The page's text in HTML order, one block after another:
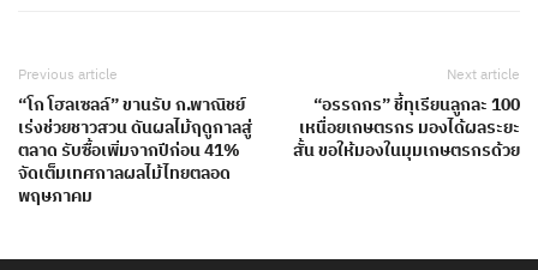
Previous article
“โก โฮลเซลล์” ขานรับ ก.พาณิชย์
เร่งช่วยชาวสวน ดันผลไม้ฤดูกาลสู่
ตลาด รับซื้อเพิ่มจากปีก่อน 41%
จัดเต็มเทศกาลผลไม้ไทยตลอด
พฤษภาคม
Next article
“อรรถกร” ชี้ทุเรียนลูกละ 100
เหนื่อยเกษตรกร มองได้ผลระยะ
สั้น ขอให้มองในมุมเกษตรกรด้วย